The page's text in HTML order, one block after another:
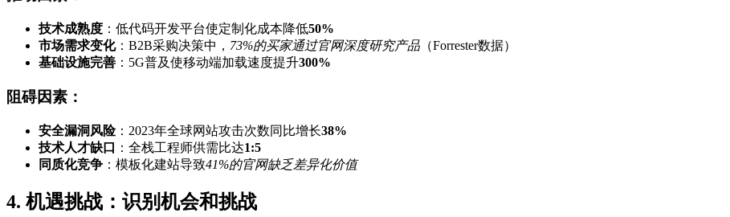
技术成熟度 ：低代码开发平台使定制化成本降低50%
市场需求变化：B2B采购决策中， 73%的买家通过官网深度研究产品 （Forrester数据）
基础设施完善 ：5G普及使移动端加载速度提升300%
阻碍因素：
安全漏洞风险：2023年全球网站攻击次数同比增长38%
技术人才缺口
：全栈工程师供需比达1:5
同质化竞争 ：模板化建站导致41%的官网缺乏差异化价值
4. 机遇挑战：识别机会和挑战